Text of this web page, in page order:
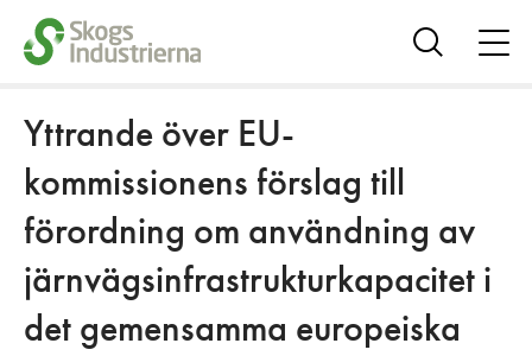
Visa
Yttrande över EU-
kommissionens förslag till
förordning om användning av
järnvägsinfrastrukturkapacitet i
det gemensamma europeiska